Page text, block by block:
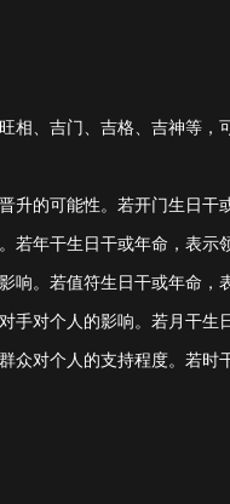
、吉门、吉格、吉神等
的可能性。若开门生日干
年干生日干或年命，表示
。若值符生日干或年命，
对个人的影响。若月干生
对个人的支持程度。若时